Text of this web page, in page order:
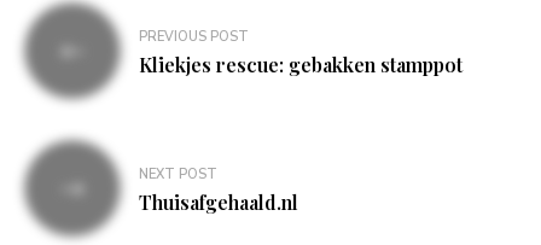
Bericht
navigatie
PREVIOUS POST
Kliekjes rescue: gebakken stamppot
NEXT POST
Thuisafgehaald.nl